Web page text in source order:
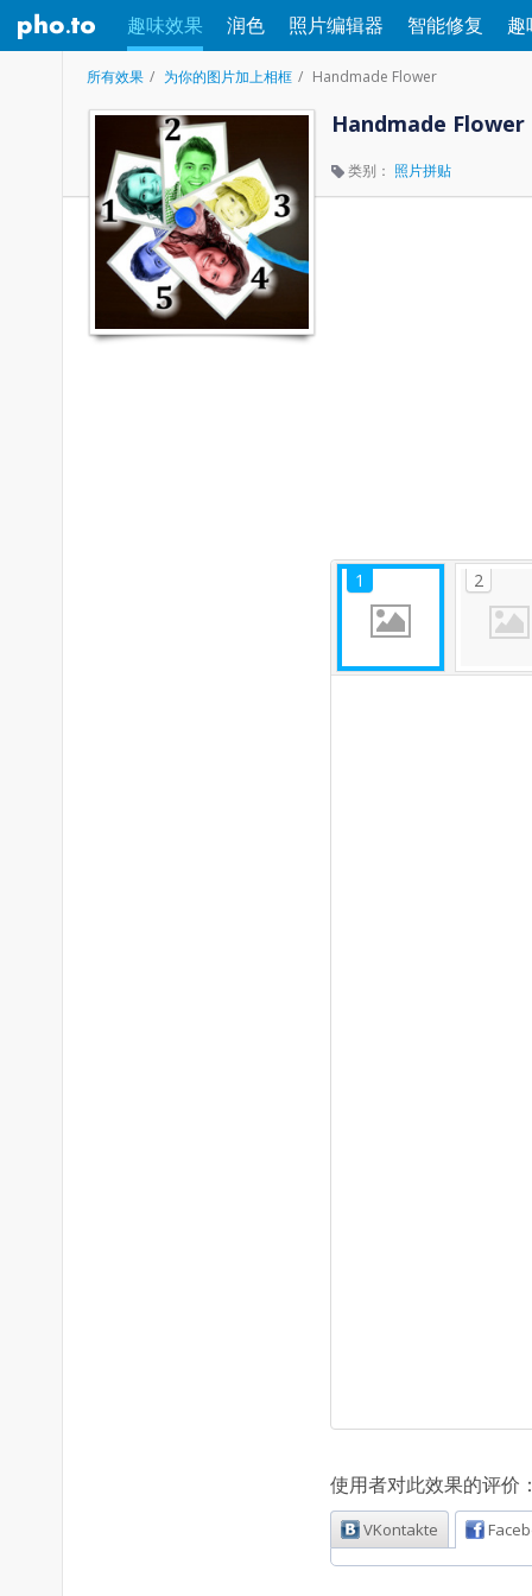
趣味效果 润色 照片编辑器 智能修复 趣
所有效果 为你的图片加上相框 Handmade Flower
Handmade Flower
类别： 照片拼贴
使用者对此效果的评价
VKontakte